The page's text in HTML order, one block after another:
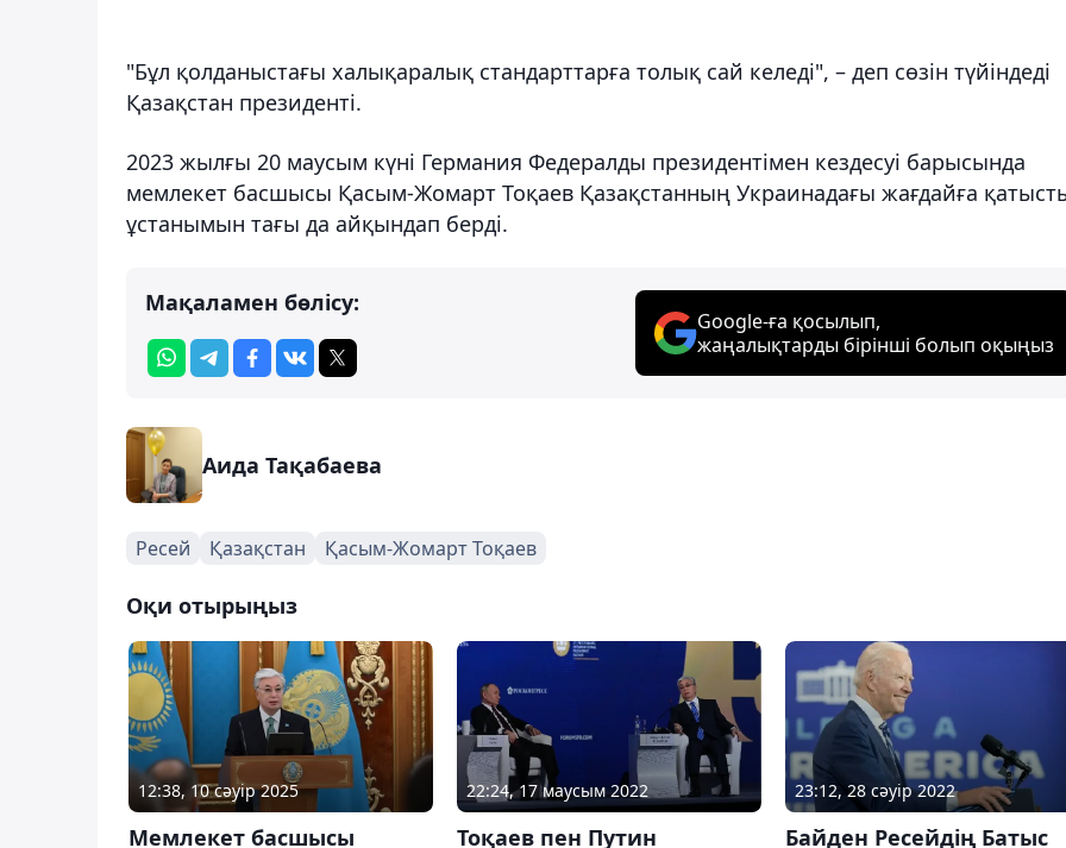
"Бұл қолданыстағы халықаралық стандарттарға толық сай келеді", – деп сөзін түйіндеді
Қазақстан президенті.
2023 жылғы 20 маусым күні Германия Федералды президентімен кездесуі барысында
мемлекет басшысы Қасым-Жомарт Тоқаев Қазақстанның Украинадағы жағдайға
ұстанымын тағы да айқындап берді.
Мақаламен бөлісу:
Google-ға қосылып,
жаңалықтарды бірінші болып оқыңыз
Аида Тақабаева
Ресей Қазақстан Қасым-Жомарт Тоқаев
Оқи отырыңыз
12:38, 10 сәуір 2025
Мемлекет басшысы
22:24, 17 маусым 2022
Тоқаев пен Путин
23:12, 28 сәуір 2022
Байден Ресейдің Батыс